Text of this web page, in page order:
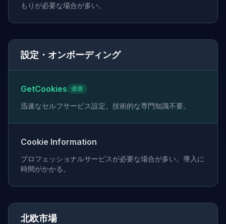
もりが必要な場合が多い。
設定・オンボーディング
GetCookies 優勝
迅速なセルフサービス設定。技術的な専門知識不要。
Cookie Information
プロフェッショナルサービスが必要な場合が多い。導入に
時間がかかる。
北欧市場